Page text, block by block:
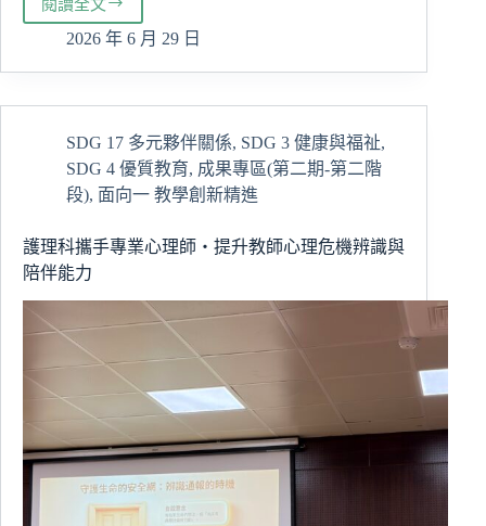
慈
大
日
大
手
前
學
深
化
際
交
完
善
就
學
助
經
2026 年 6 月 29 日
SDG 17 多元夥伴關係, SDG 3 健康與福祉,
SDG 4 優質教育, 成果專區(第二期-第二階
段), 面向一 教學創新精進
護理科攜手專業心理師‧提升教師心理危機辨識與
陪伴能力